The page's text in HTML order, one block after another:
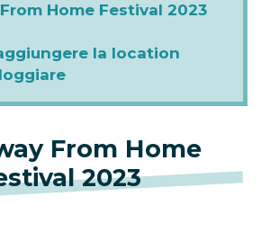
Home Festival 2023
la location
From Home
2023